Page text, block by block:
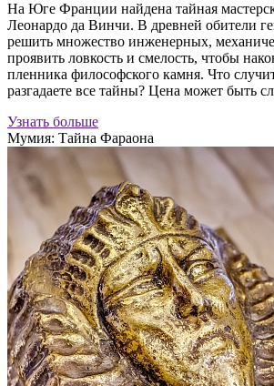
На Юге Франции найдена тайная
Леонардо да Винчи. В древней обители
решить множество инженерных,
проявить ловкость и смелость, чтобы
пленника философского камня. Что
разгадаете все тайны? Цена может быть
Узнать больше
Мумия: Тайна Фараона